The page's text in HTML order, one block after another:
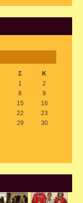
Σ Κ
1
2
8
9
15
16
22
23
29
30